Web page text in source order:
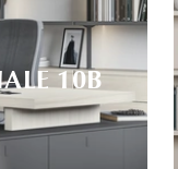
10B